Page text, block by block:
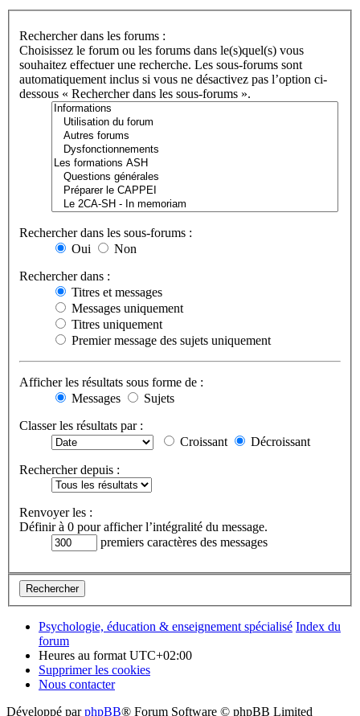
Rechercher dans les forums :
Choisissez le forum ou les forums dans le(s)quel(s) vous
souhaitez effectuer une recherche. Les sous-forums sont
automatiquement inclus si vous ne désactivez pas l’option ci-
dessous « Rechercher dans les sous-forums ».
Rechercher dans les sous-forums :
Oui
Non
Rechercher dans :
Titres et messages
Messages uniquement
Titres uniquement
Premier message des sujets uniquement
Afficher les résultats sous forme de :
Messages
Sujets
Classer les résultats par :
Croissant
Décroissant
Rechercher depuis :
Renvoyer les :
Définir à 0 pour afficher l’intégralité du message.
premiers caractères des messages
Psychologie, éducation & enseignement spécialisé Index du
forum
Heures au format UTC+02:00
Supprimer les cookies
Nous contacter
Développé parphpBB® Forum Software © phpBB Limited